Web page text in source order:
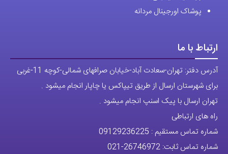
پوشاک اورجینال مردانه
ارتباط با ما
آدرس دفتر: تهران-سعادت آباد-خیابان صرافهای شمالی-کوچه 11-غربی
برای شهرستان ارسال از طریق تیپاکس یا چاپار انجام میشود .
تهران ارسال با پیک اسنپ انجام میشود .
راه های ارتباطی
شماره تماس مستقیم : 09129236225
شماره تماس ثابت: 26746972
-021